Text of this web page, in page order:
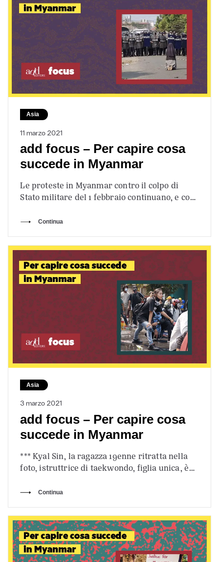
Asia
11 marzo 2021
add focus – Per capire cosa
succede in Myanmar
Le proteste in Myanmar contro il colpo di
Stato militare del 1 febbraio continuano, e con
Continua
Asia
3 marzo 2021
add focus – Per capire cosa
succede in Myanmar
*** Kyal Sin, la ragazza 19enne ritratta nella
foto, istruttrice di taekwondo, figlia unica, è
Continua